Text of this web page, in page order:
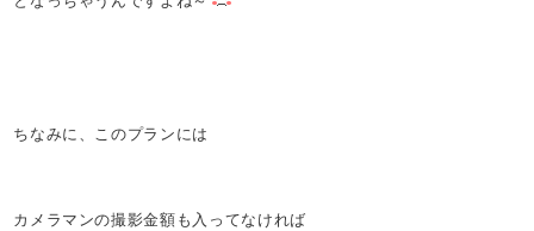
ちなみに、このプランには
カメラマンの撮影金額も入ってなければ